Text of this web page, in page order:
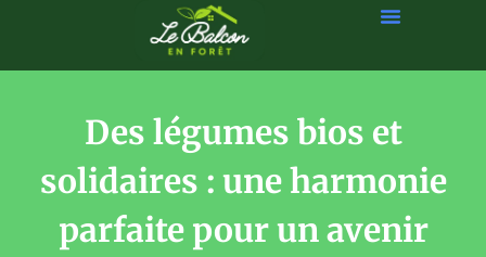
Des légumes bios et
solidaires : une harmonie
parfaite pour un avenir